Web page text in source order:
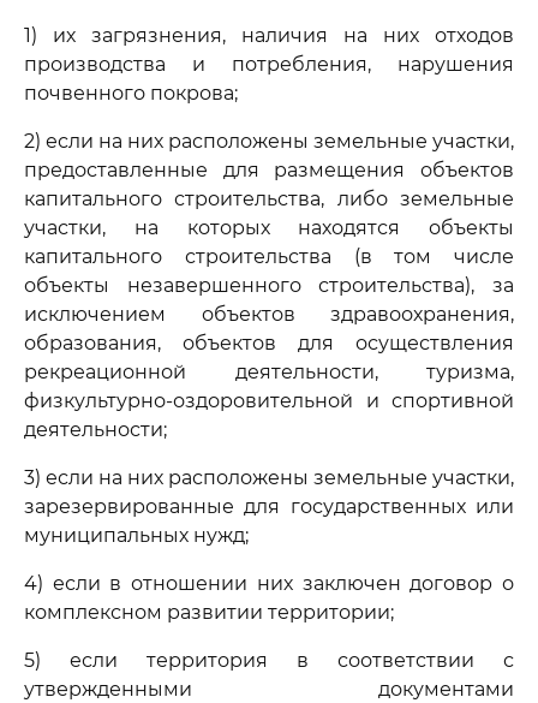
1) их загрязнения, наличия на них отходов
производства и потребления, нарушения
почвенного покрова;
2) если на них расположены земельные участки,
предоставленные для размещения объектов
капитального строительства, либо земельные
участки, на которых находятся объекты
капитального строительства (в том числе
объекты незавершенного строительства), за
исключением объектов здравоохранения,
образования, объектов для осуществления
рекреационной деятельности, туризма,
физкультурно-оздоровительной и спортивной
деятельности;
3) если на них расположены земельные участки,
зарезервированные для государственных или
муниципальных нужд;
4) если в отношении них заключен договор о
комплексном развитии территории;
5) если территория в соответствии с
утвержденными документами